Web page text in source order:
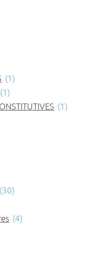
(1)
(1)
(1)
(30)
(4)